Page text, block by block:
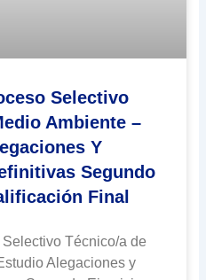
Selectivo
Ambiente –
Y
Segundo
Final
Técnico/a de
Alegaciones y